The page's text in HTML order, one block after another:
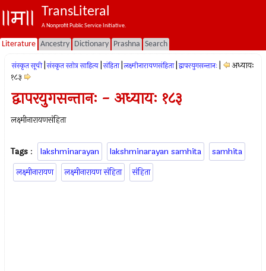
TransLiteral
A Nonprofit Public Service Initiative.
Literature Ancestry Dictionary Prashna Search
संस्कृत सूची संस्कृत स्तोत्र साहित्य संहिता लक्ष्मीनारायणसंहिता द्वापरयुगसन्तानः
अध्यायः
१८३
द्वापरयुगसन्तानः - अध्यायः १८३
लक्ष्मीनारायणसंहिता
Tags : lakshminarayan lakshminarayan samhita
samhita
लक्ष्मीनारायण
लक्ष्मीनारायण संहिता संहिता